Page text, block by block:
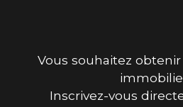
Vous souhaitez
Inscrivez-vous